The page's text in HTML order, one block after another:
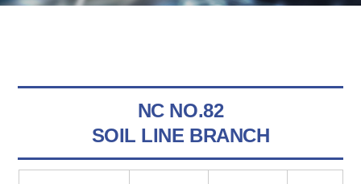
NC NO.82
SOIL LINE BRANCH